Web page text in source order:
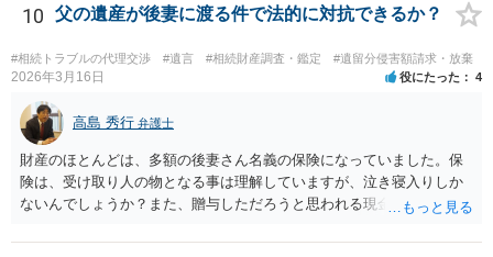
後見人から相談があることも考えられます。 また、お祖母さんがお亡
くなりになった場合、相続人となる可能性がありますが、 その場合は
相続放棄されれば問題ありません。 ３） 完全に拒否する方法はないか
もしれませんが、 関わりを持ちたくないとのことでしたら、親族の意
見書にその旨を記載して提出しておけば良いかも知れません。 後見人
としても、関わりを拒否している親族にあえて連絡をしてくる可能性
は低いと考えられます。 以上、ご参考になさってください。
10 父の遺産が後妻に渡る件で法的に対抗できるか？
#相続トラブルの代理交渉 #遺言 #相続財産調査・鑑定 #遺留分侵害額請求・放棄
2026年3月16日 役にたった 4
高島 秀行 弁護士
財産のほとんどは、多額の後妻さん名義の保険になっていました。保
険は、受け取り人の物となる事は理解していますが、泣き寝入りしか
ないんでしょうか？また、贈与しただろうと思われる現金の引き出し
うか？ 保険は原則として受取人のものですが、遺産全体での保険金